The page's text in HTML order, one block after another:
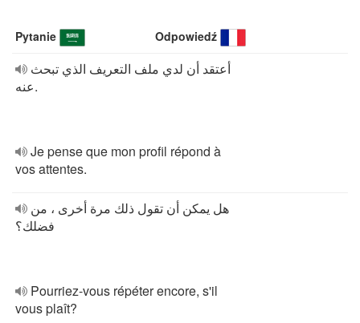
Pytanie Odpowiedź
أعتقد أن لدي ملف التعريف الذي تبحث
عنه.
Je pense que mon profil répond à
vos attentes.
هل يمكن أن تقول ذلك مرة أخرى ، من
فضلك؟
Pourriez-vous répéter encore, s'il
vous plaît?